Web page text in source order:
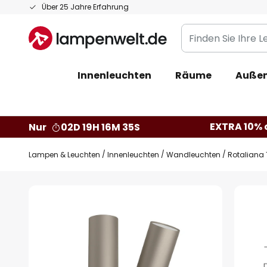
Über 25 Jahre Erfahrung
Zum
springen
Finden
Sie
Leuchte...
Innenleuchten Räume
Nur
02D 19H 16M 34S EXTRA
Lampen & Leuchten Innenleuchten Wandleuchten Rotaliana